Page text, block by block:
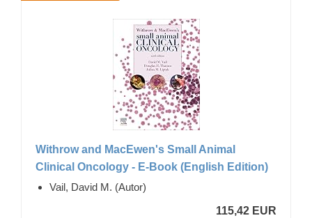
Withrow and MacEwen's Small Animal
Clinical Oncology - E-Book (English Edition)
Vail, David M. (Autor)
115,42 EUR